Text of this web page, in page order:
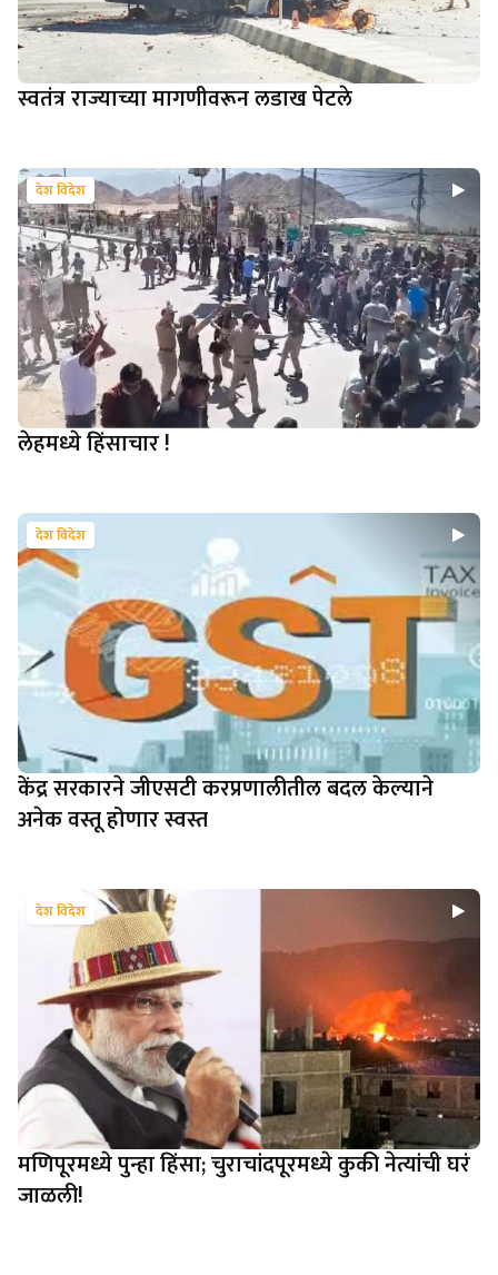
स्वतंत्र राज्याच्या मागणीवरून लडाख पेटले
देश विदेश
लेहमध्ये हिंसाचार !
देश विदेश
केंद्र सरकारने जीएसटी करप्रणालीतील बदल केल्याने
अनेक वस्तू होणार स्वस्त
देश विदेश
मणिपूरमध्ये पुन्हा हिंसा; चुराचांदपूरमध्ये कुकी नेत्यांची घरं
जाळली!